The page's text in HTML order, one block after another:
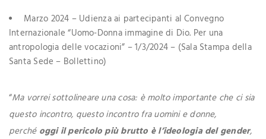
Marzo 2024 – Udienza ai partecipanti al Convegno
Internazionale “Uomo-Donna immagine di Dio. Per una
antropologia delle vocazioni” – 1/3/2024 – (Sala Stampa della
Santa Sede – Bollettino)
“Ma vorrei sottolineare una cosa: è molto importante che ci sia
questo incontro, questo incontro fra uomini e donne,
perché oggi il pericolo più brutto è l’ideologia del gender,